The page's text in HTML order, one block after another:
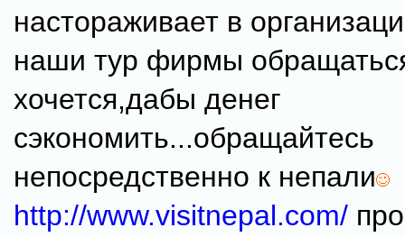
настораживает в
наши тур фирмы
хочется,дабы денег
сэкономить...обращайтесь
непосредственно к непали
http://www.visitnepal.com/